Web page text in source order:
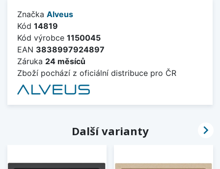
Značka Alveus
Kód 14819
Kód výrobce 1150045
EAN 3838997924897
Záruka 24 měsíců
Zboží pochází z oficiální distribuce pro ČR
Další varianty 